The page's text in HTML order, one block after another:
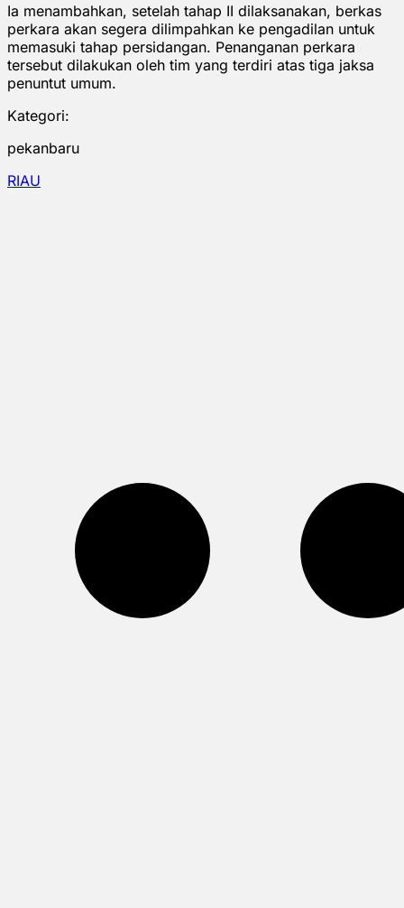
Ia menambahkan, setelah tahap II dilaksanakan, berkas
perkara akan segera dilimpahkan ke pengadilan untuk
memasuki tahap persidangan. Penanganan perkara
tersebut dilakukan oleh tim yang terdiri atas tiga jaksa
penuntut umum.
Kategori:
pekanbaru
RIAU